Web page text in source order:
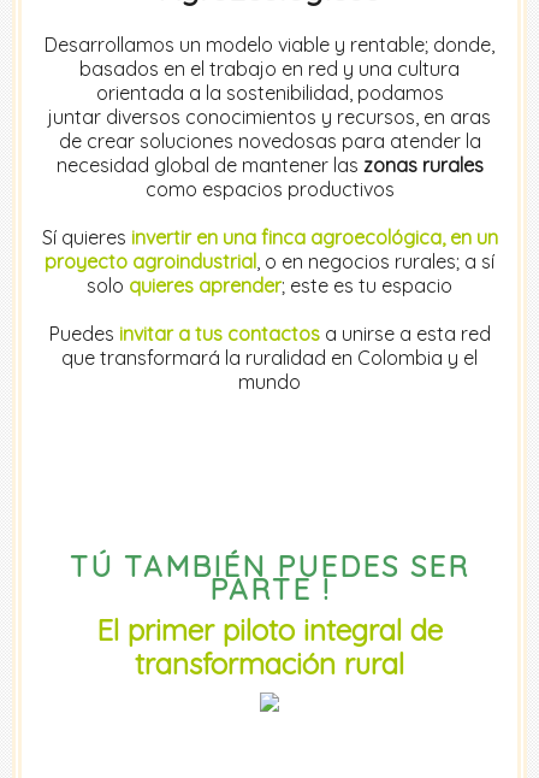
Desarrollamos un modelo viable y rentable; donde,
basados en el trabajo en red y una cultura
orientada a la sostenibilidad, podamos
juntar diversos conocimientos y recursos, en aras
de crear soluciones novedosas para atender la
necesidad global de mantener las zonas rurales
como espacios productivos
Sí quieres invertir en una finca agroecológica, en un
proyecto agroindustrial , o en negocios rurales; a sí
solo quieres aprender; este es tu espacio
Puedes invitar a tus contactosa unirse a esta red
que transformará la ruralidad en Colombia y el
mundo
TÚ TAMBIÉN PUEDES SER
PARTE !
El primer piloto integral de
transformación rural